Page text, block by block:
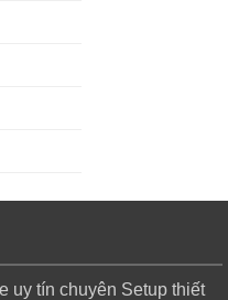
uy tín chuyên Setup thiết